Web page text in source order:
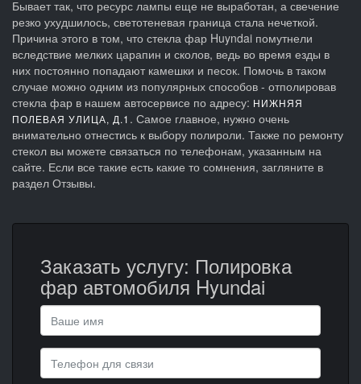
Бывает так, что ресурс лампы еще не выработан, а свечение
резко ухудшилось, светотеневая граница стала нечеткой.
Причина этого в том, что стекла фар Huyndai помутнели
вследствие мелких царапин и сколов, ведь во время езды в
них постоянно попадают камешки и песок. Помочь в таком
случае можно одним из популярных способов - отполировав
стекла фар в нашем автосервисе по адресу: НИЖНЯЯ
ПОЛЕВАЯ УЛИЦА, Д.1 . Самое главное, нужно очень
внимательно отнестись к выбору полироли. Также по ремонту
стекол вы можете связаться по телефонам, указанным на
сайте. Если все такие есть какие то сомнения, загляните в
раздел Отзывы.
Заказать услугу: Полировка
фар автомобиля Hyundai